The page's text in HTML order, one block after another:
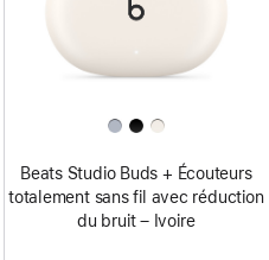
Beats Studio Buds + Écouteurs
totalement sans fil avec réduction
du bruit – Ivoire